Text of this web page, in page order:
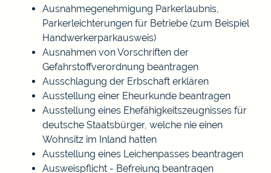
Ausnahmegenehmigung Parkerlaubnis,
Parkerleichterungen für Betriebe (zum Beispiel
Handwerkerparkausweis)
Ausnahmen von Vorschriften der
Gefahrstoffverordnung beantragen
Ausschlagung der Erbschaft erklären
Ausstellung einer Eheurkunde beantragen
Ausstellung eines Ehefähigkeitszeugnisses für
deutsche Staatsbürger, welche nie einen
Wohnsitz im Inland hatten
Ausstellung eines Leichenpasses beantragen
Ausweispflicht - Befreiung beantragen